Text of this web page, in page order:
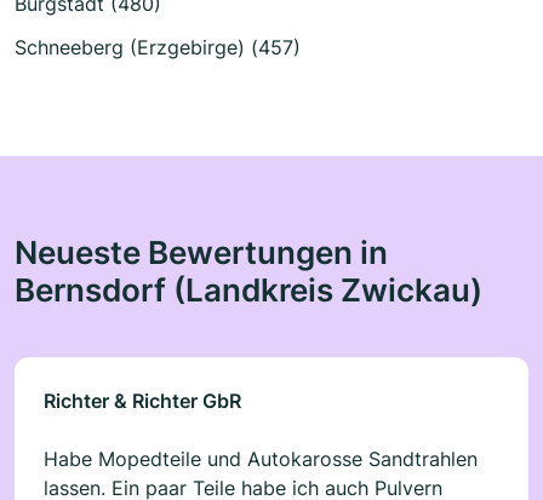
Schneeberg (Erzgebirge) (457)
Neueste Bewertungen in
Bernsdorf (Landkreis Zwickau)
Richter & Richter GbR
Habe Mopedteile und Autokarosse Sandtrahlen
lassen. Ein paar Teile habe ich auch Pulvern